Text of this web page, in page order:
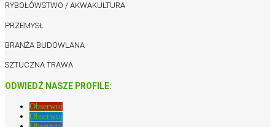
RYBOŁÓWSTWO / AKWAKULTURA
PRZEMYSŁ
BRANŻA BUDOWLANA
SZTUCZNA TRAWA
ODWIEDŹ NASZE PROFILE:
Obserwuj
Obserwuj